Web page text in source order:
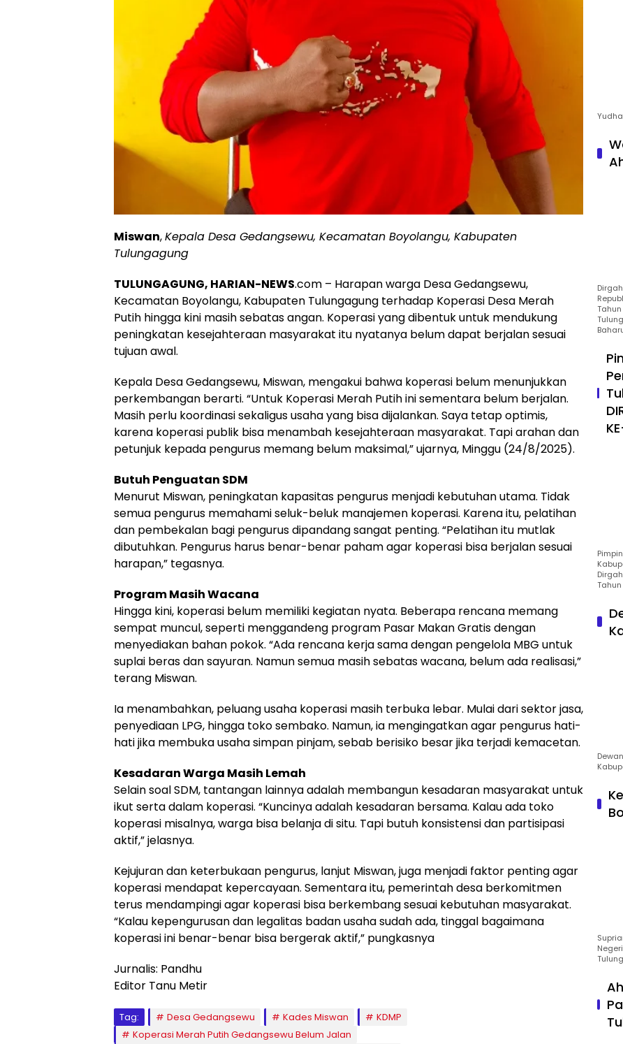
Miswan,Kepala Desa Gedangsewu, Kecamatan Boyolangu, Kabupaten
Tulungagung
TULUNGAGUNG, HARIAN-NEWS.com – Harapan warga Desa Gedangsewu,
Kecamatan Boyolangu, Kabupaten Tulungagung terhadap Koperasi Desa Merah
Putih hingga kini masih sebatas angan. Koperasi yang dibentuk untuk mendukung
peningkatan kesejahteraan masyarakat itu nyatanya belum dapat berjalan sesuai
tujuan awal.
Kepala Desa Gedangsewu, Miswan, mengakui bahwa koperasi belum menunjukkan
perkembangan berarti. “Untuk Koperasi Merah Putih ini sementara belum berjalan.
Masih perlu koordinasi sekaligus usaha yang bisa dijalankan. Saya tetap optimis,
karena koperasi publik bisa menambah kesejahteraan masyarakat. Tapi arahan dan
petunjuk kepada pengurus memang belum maksimal,” ujarnya, Minggu (24/8/2025).
Butuh Penguatan SDM
Menurut Miswan, peningkatan kapasitas pengurus menjadi kebutuhan utama. Tidak
semua pengurus memahami seluk-beluk manajemen koperasi. Karena itu, pelatihan
dan pembekalan bagi pengurus dipandang sangat penting. “Pelatihan itu mutlak
dibutuhkan. Pengurus harus benar-benar paham agar koperasi bisa berjalan sesuai
harapan,” tegasnya.
Program Masih Wacana
Hingga kini, koperasi belum memiliki kegiatan nyata. Beberapa rencana memang
sempat muncul, seperti menggandeng program Pasar Makan Gratis dengan
menyediakan bahan pokok. “Ada rencana kerja sama dengan pengelola MBG untuk
suplai beras dan sayuran. Namun semua masih sebatas wacana, belum ada realisasi,”
terang Miswan.
Ia menambahkan, peluang usaha koperasi masih terbuka lebar. Mulai dari sektor jasa,
penyediaan LPG, hingga toko sembako. Namun, ia mengingatkan agar pengurus hati-
hati jika membuka usaha simpan pinjam, sebab berisiko besar jika terjadi kemacetan.
Kesadaran Warga Masih Lemah
Selain soal SDM, tantangan lainnya adalah membangun kesadaran masyarakat untuk
ikut serta dalam koperasi. “Kuncinya adalah kesadaran bersama. Kalau ada toko
koperasi misalnya, warga bisa belanja di situ. Tapi butuh konsistensi dan partisipasi
aktif,” jelasnya.
Kejujuran dan keterbukaan pengurus, lanjut Miswan, juga menjadi faktor penting agar
koperasi mendapat kepercayaan. Sementara itu, pemerintah desa berkomitmen
terus mendampingi agar koperasi bisa berkembang sesuai kebutuhan masyarakat.
“Kalau kepengurusan dan legalitas badan usaha sudah ada, tinggal bagaimana
koperasi ini benar-benar bisa bergerak aktif,” pungkasnya
Jurnalis: Pandhu
Editor Tanu Metir
Tag: Desa Gedangsewu Kades Miswan
KDMP
Koperasi Merah Putih Gedangsewu Belum Jalan